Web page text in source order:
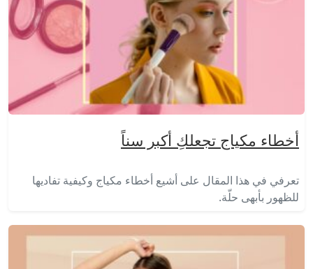
أخطاء مكياج تجعلكِ أكبر سناً
تعرفي في هذا المقال على أشيع أخطاء مكياج وكيفية تفاديها
للظهور بأبهى حلّة.